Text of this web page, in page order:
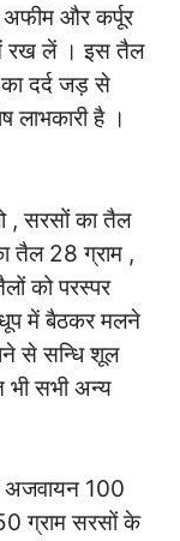
और कर्पूर
में रख लें । इस तैल
दर्द जड़ से
लाभकारी है ।
, सरसों का तैल
तैल 28 ग्राम ,
को परस्पर
में बैठकर मलने
से सन्धि शूल
भी सभी अन्य
अजवायन 100
ग्राम सरसों के